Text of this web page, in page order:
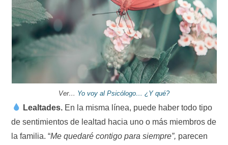
Ver… Yo voy al Psicólogo… ¿Y qué?
Lealtades.En la misma línea, puede haber todo tipo
de sentimientos de lealtad hacia uno o más miembros de
la familia. “Me quedaré contigo para siempre”, parecen